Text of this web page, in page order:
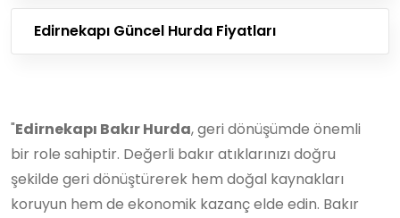
Edirnekapı Güncel Hurda Fiyatları
"Edirnekapı Bakır Hurda, geri dönüşümde önemli
bir role sahiptir. Değerli bakır atıklarınızı doğru
şekilde geri dönüştürerek hem doğal kaynakları
koruyun hem de ekonomik kazanç elde edin. Bakır